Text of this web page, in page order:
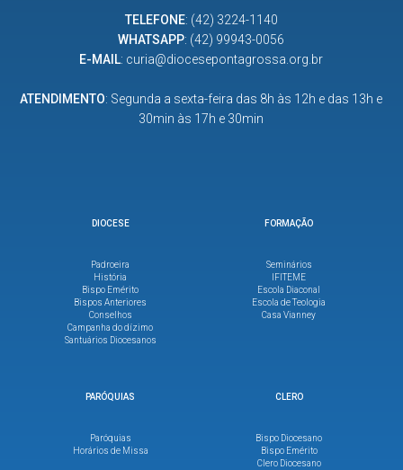
TELEFONE: (42) 3224-1140
WHATSAPP: (42) 99943-0056
E-MAIL: curia@diocesepontagrossa.org.br
ATENDIMENTO: Segunda a sexta-feira das 8h às 12h e das 13h e
30min às 17h e 30min
DIOCESE
Padroeira
História
Bispo Emérito
Bispos Anteriores
Conselhos
Campanha do dízimo
Santuários Diocesanos
FORMAÇÃO
Seminários
IFITEME
Escola Diaconal
Escola de Teologia
Casa Vianney
PARÓQUIAS
Paróquias
Horários de Missa
CLERO
Bispo Diocesano
Bispo Emérito
Clero Diocesano